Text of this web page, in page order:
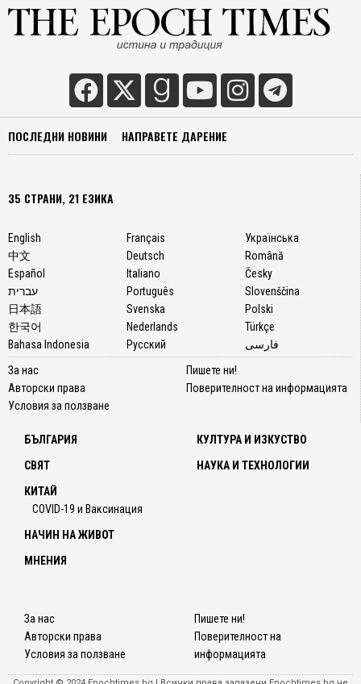
ПОСЛЕДНИ НОВИНИ НАПРАВЕТЕ ДАРЕНИЕ
35 СТРАНИ, 21 ЕЗИКА
English
中文
Español
עברית
日本語
한국어
Bahasa Indonesia
Français
Deutsch
Italiano
Português
Svenska
Nederlands
Русский
Українська
Română
Česky
Slovenščina
Polski
Türkçe
فارسی
За нас
Авторски права
Условия за ползване
Пишете ни!
Поверителност на информацията
БЪЛГАРИЯ
СВЯТ
КИТАЙ
COVID-19 и Ваксинация
КУЛТУРА И ИЗКУСТВО
НАУКА И ТЕХНОЛОГИИ
НАЧИН НА ЖИВОТ
МНЕНИЯ
За нас
Авторски права
Условия за ползване
Пишете ни!
Поверителност на
информацията